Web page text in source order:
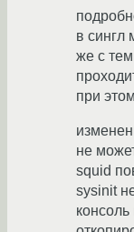
в сингл
же с
при
не
squid
sysinit